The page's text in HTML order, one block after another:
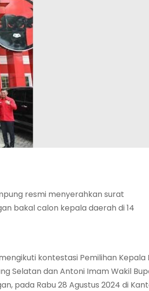
resmi menyerahkan surat
bakal calon kepala daerah di 14
kontestasi Pemilihan
Selatan dan Antoni Imam Wakil
pada Rabu 28 Agustus 2024 di